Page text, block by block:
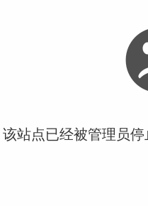
站点已经被管理员